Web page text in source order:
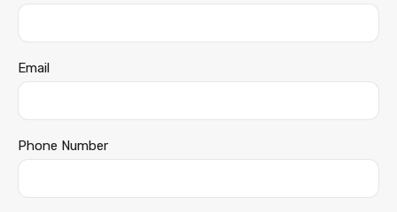
Email
Phone Number